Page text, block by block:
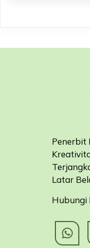
Penerbit
Latar
Hubungi